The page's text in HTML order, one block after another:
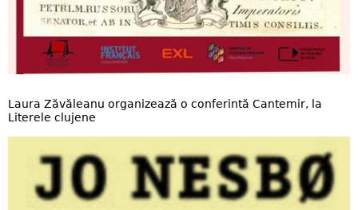
Laura Zăvăleanu organizează o conferintă Cantemir, la
Literele clujene